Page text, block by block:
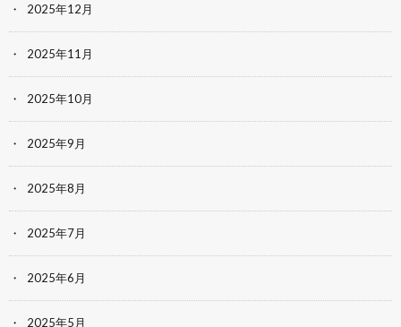
2025年12月
2025年11月
2025年10月
2025年9月
2025年8月
2025年7月
2025年6月
2025年5月